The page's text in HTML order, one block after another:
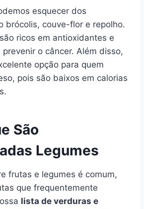
esquecer dos
brócolis, couve-flor e repolho.
ricos em antioxidantes e
o câncer. Além disso,
opção para quem
pois são baixos em calorias
São
Legumes
frutas e legumes é comum,
que frequentemente
lista de verduras e